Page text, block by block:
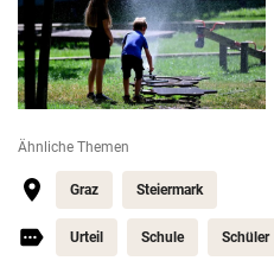
Ähnliche Themen
Graz Steiermark
Urteil Schule Schüler